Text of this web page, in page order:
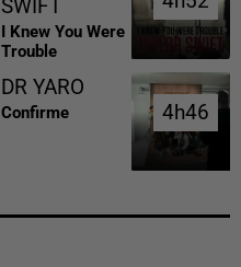
SWIFT
I Knew You Were
Trouble
DR YARO
Confirme 4h46
4h46